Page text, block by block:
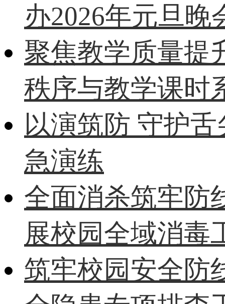
办2026年元旦晚
聚焦教学质量
秩序与教学课时
以演筑防 守护
急演练
全面消杀筑牢
展校园全域消毒
筑牢校园安全